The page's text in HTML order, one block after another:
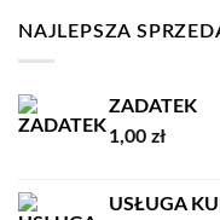
NAJLEPSZA
ZADATEK
1,00 zł
USŁUGA